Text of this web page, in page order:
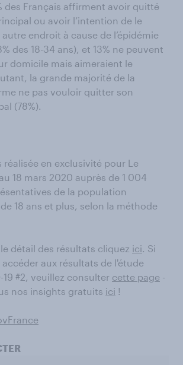
des Français affirment avoir quitté
ou avoir l’intention de le
endroit à cause de l’épidémie
des 18-34 ans), et 13% ne peuvent
domicile mais aimeraient le
la grande majorité de la
ne pas vouloir quitter son
(78%).
réalisée en exclusivité pour Le
18 mars 2020 auprès de 1 004
de la population
18 ans et plus, selon la méthode
détail des résultats cliquez ici. Si
aux résultats de l'étude
19 #2, veuillez consulter cette page -
nos insights gratuits ici !